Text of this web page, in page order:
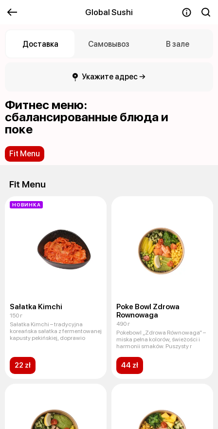
Global Sushi
Доставка Самовывоз В зале
Укажите адрес →
Фитнес меню:
сбалансированные блюда и
поке
Fit Menu
Fit Menu
НОВИНКА
Sałatka Kimchi
150 г
Sałatka Kimchi – tradycyjna
koreańska sałatka z fermentowanej
kapusty pekińskiej, doprawio
22 zł
Poke Bowl Zdrowa
Rownowaga
490 г
Pokebowl „Zdrowa Równowaga” –
miska pełna kolorów, świeżości i
harmonii smaków. Puszysty r
44 zł